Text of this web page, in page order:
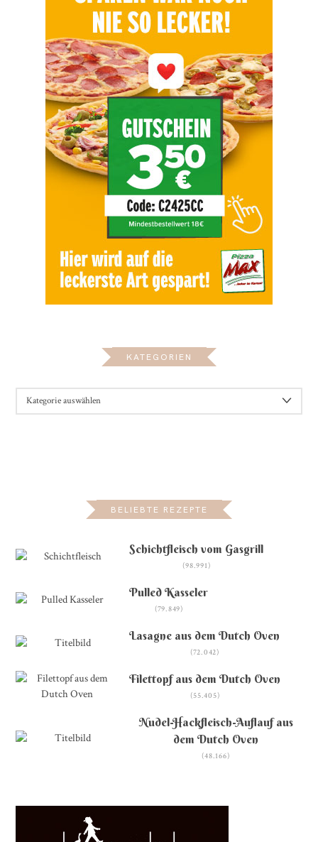
KATEGORIEN
BELIEBTE REZEPTE
Schichtfleisch vom Gasgrill
(98.991)
Pulled Kasseler
(79.849)
Lasagne aus dem Dutch Oven
(72.042)
Filettopf aus dem Dutch Oven
(55.405)
Nudel-Hackfleisch-Auflauf aus
dem Dutch Oven
(48.166)